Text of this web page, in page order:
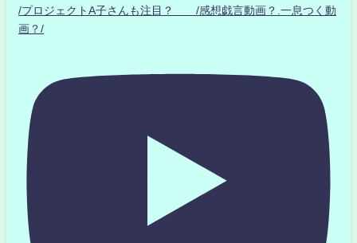
/プロジェクトA子さんも注目？ /感想戯言動画？.一息つく動
画？/